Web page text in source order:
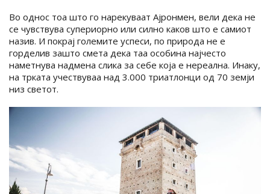
Во однос тоа што го нарекуваат Ајронмен, вели дека не
се чувствува супериорно или силно каков што е самиот
назив. И покрај големите успеси, по природа не е
горделив зашто смета дека таа особина најчесто
наметнува надмена слика за себе која е нереална. Инаку,
на трката учествуваа над 3.000 триатлонци од 70 земји
низ светот.